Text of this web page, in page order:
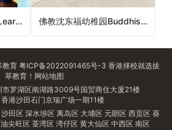
学之园幼稚园(星汇居)Learning Habitat Kindergarten (The Sparkle)（深水埗区幼稚园） 佛教沈东福幼稚园Buddhist Sum Tung Fook Kindergarten（北区幼稚园）
教育 粤ICP备2022091465号-3 香港择校就选拔
萃教育！ 网站地图
市罗湖区南湖路3009号国贸商住大厦21楼
港沙田石门京瑞广场一期11楼
沙田区 深水埗区 离岛区 大埔区 元朗区 西贡区 葵
油尖旺区 荃湾区 湾仔区 黄大仙区 中西区 南区